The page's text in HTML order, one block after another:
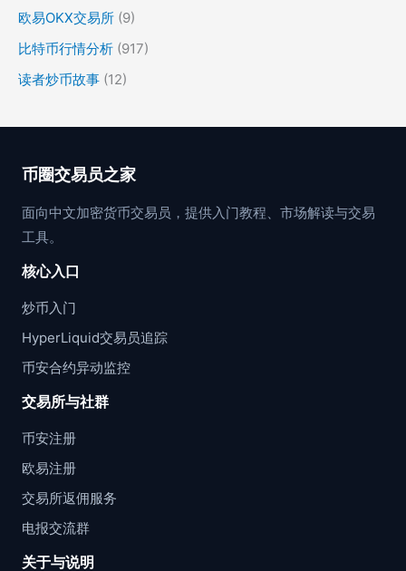
欧易OKX交易所 (9)
比特币行情分析 (917)
读者炒币故事 (12)
币圈交易员之家
面向中文加密货币交易员，提供入门教程、市场解读与交易
工具。
核心入口
炒币入门
HyperLiquid交易员追踪
币安合约异动监控
交易所与社群
币安注册
欧易注册
交易所返佣服务
电报交流群
关于与说明